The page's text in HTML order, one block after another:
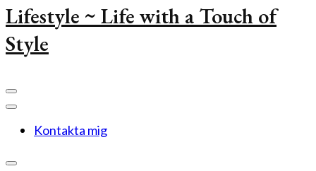
Lifestyle ~ Life with a Touch of
Style
Kontakta mig